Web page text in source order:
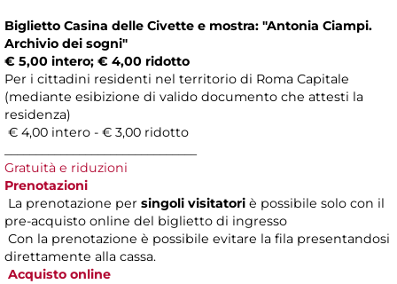
Biglietto Casina delle Civette e mostra: "Antonia Ciampi.
Archivio dei sogni"
€ 5,00 intero; € 4,00 ridotto
Per i cittadini residenti nel territorio di Roma Capitale
(mediante esibizione di valido documento che attesti la
residenza)
€ 4,00 intero - € 3,00 ridotto
Gratuità e riduzioni
Prenotazioni
La prenotazione per singoli visitatori è possibile solo con il
pre-acquisto online del biglietto di ingresso
Con la prenotazione è possibile evitare la fila presentandosi
direttamente alla cassa.
Acquisto online